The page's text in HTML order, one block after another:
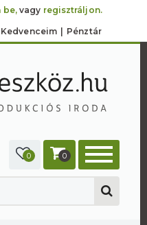
be,vagy regisztráljon.
Kedvenceim Pénztár
0 0